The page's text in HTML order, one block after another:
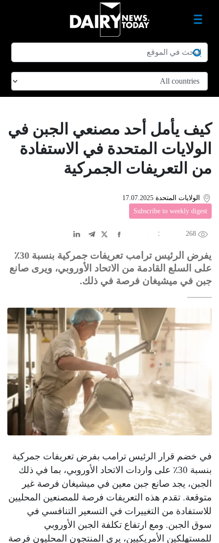
كيف يأمل أحد مصنعي الجبن في
الولايات المتحدة في الاستفادة
من التعريفات الجمركية
الولايات المتحدة 17.07.2025
Subscribe to weekly digest
268
中文
DE عربى
يفرض الرئيس ترامب تعريفات جمركية بنسبة 30٪
على السلع القادمة من الاتحاد الأوروبي، ويرى صانع
جبن في ميشيغان فرصة في ذلك.
في خضم قرار الرئيس ترامب بفرض تعريفات جمركية
بنسبة 30٪ على واردات الاتحاد الأوروبي، بما في ذلك
الجبن، يجد صانع جبن معين في ميشيغان فرصة غير
متوقعة. تقدم هذه التعريفات فرصة للمصنعين المحليين
للاستفادة من التغييرات في التسعير التنافسي في
سوق الجبن. ومع ارتفاع تكلفة الجبن الأوروبي
للمستهلكين الأمريكيين، يرى المنتجون المحليون فرصة